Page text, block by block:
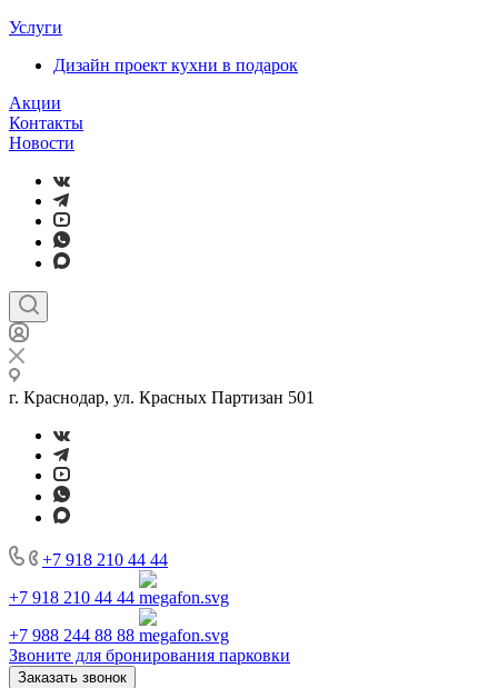
Услуги
Дизайн проект кухни в подарок
Акции
Контакты
Новости
г. Краснодар, ул. Красных Партизан 501
+7 918 210 44 44
+7 918 210 44 44
+7 988 244 88 88
Звоните для бронирования парковки
Заказать звонок